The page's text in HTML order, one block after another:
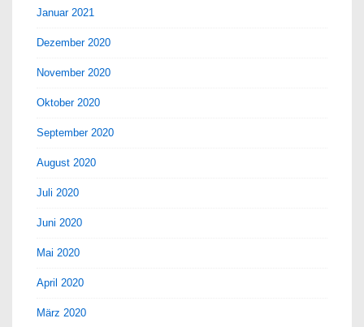
Januar 2021
Dezember 2020
November 2020
Oktober 2020
September 2020
August 2020
Juli 2020
Juni 2020
Mai 2020
April 2020
März 2020